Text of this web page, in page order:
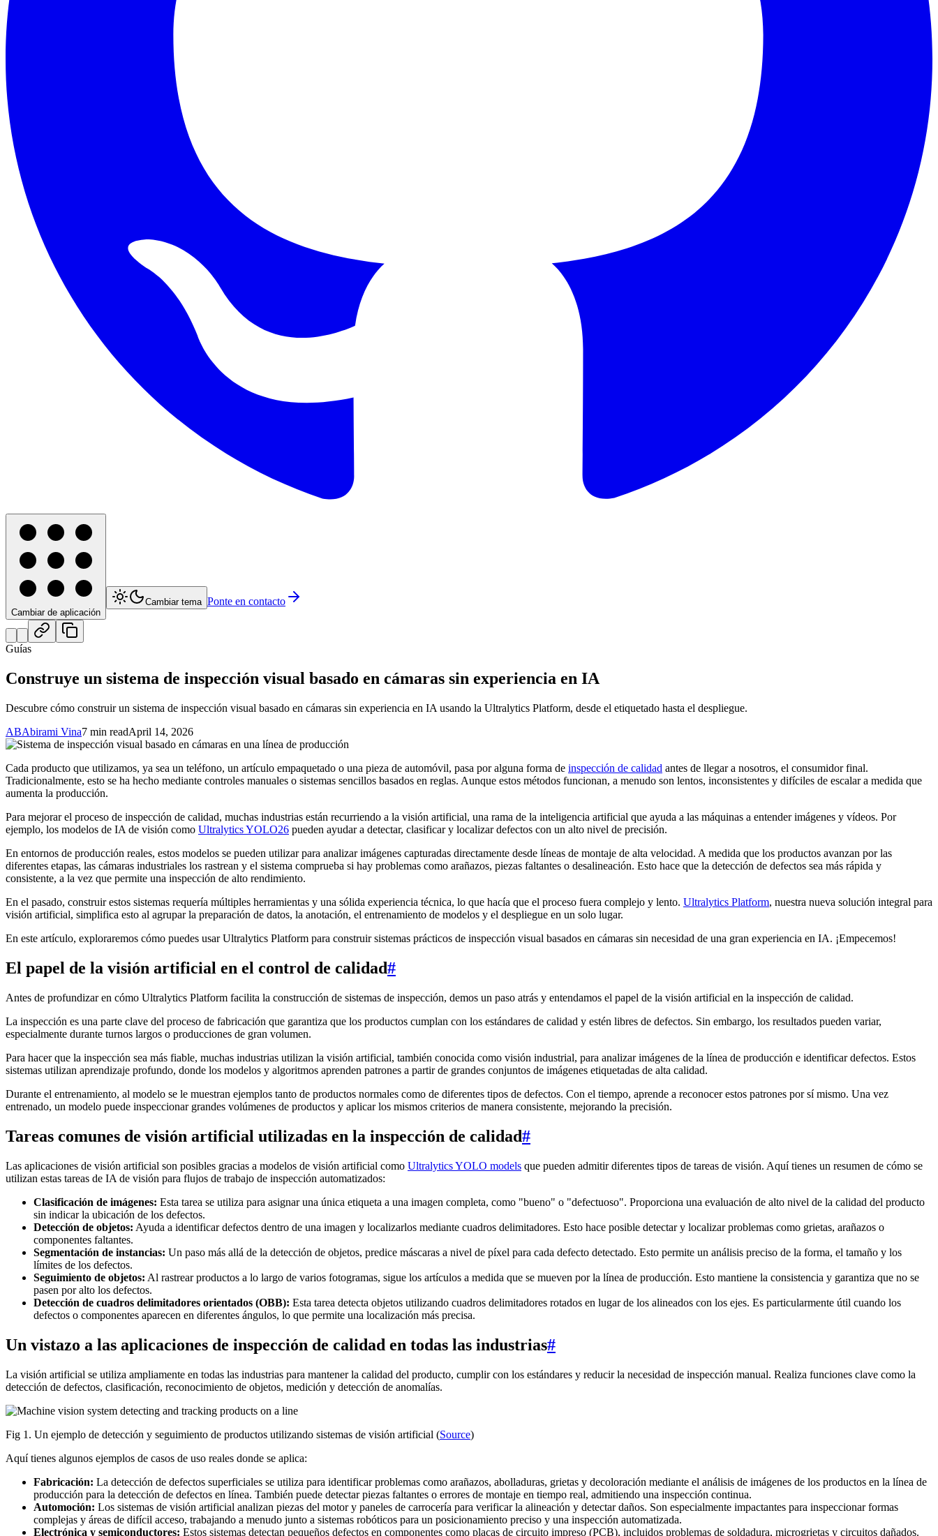
Cambiar de aplicación
Cambiar tema Ponte en contacto
Guías
Construye un sistema de inspección visual basado en cámaras sin experiencia en IA
Descubre cómo construir un sistema de inspección visual basado en cámaras sin experiencia en IA usando la Ultralytics Platform, desde el etiquetado hasta el despliegue.
ABAbirami Vina7 min readApril 14, 2026
Cada producto que utilizamos, ya sea un teléfono, un artículo empaquetado o una pieza de automóvil, pasa por alguna forma de inspección de calidad antes de llegar a nosotros, el consumidor final.
Tradicionalmente, esto se ha hecho mediante controles manuales o sistemas sencillos basados en reglas. Aunque estos métodos funcionan, a menudo son lentos, inconsistentes y difíciles de escalar a medida que
aumenta la producción.
Para mejorar el proceso de inspección de calidad, muchas industrias están recurriendo a la visión artificial, una rama de la inteligencia artificial que ayuda a las máquinas a entender imágenes y vídeos. Por
ejemplo, los modelos de IA de visión como Ultralytics YOLO26 pueden ayudar a detectar, clasificar y localizar defectos con un alto nivel de precisión.
En entornos de producción reales, estos modelos se pueden utilizar para analizar imágenes capturadas directamente desde líneas de montaje de alta velocidad. A medida que los productos avanzan por las
diferentes etapas, las cámaras industriales los rastrean y el sistema comprueba si hay problemas como arañazos, piezas faltantes o desalineación. Esto hace que la detección de defectos sea más rápida y
consistente, a la vez que permite una inspección de alto rendimiento.
En el pasado, construir estos sistemas requería múltiples herramientas y una sólida experiencia técnica, lo que hacía que el proceso fuera complejo y lento. Ultralytics Platform, nuestra nueva solución integral para
visión artificial, simplifica esto al agrupar la preparación de datos, la anotación, el entrenamiento de modelos y el despliegue en un solo lugar.
En este artículo, exploraremos cómo puedes usar Ultralytics Platform para construir sistemas prácticos de inspección visual basados en cámaras sin necesidad de una gran experiencia en IA. ¡Empecemos!
El papel de la visión artificial en el control de calidad#
Antes de profundizar en cómo Ultralytics Platform facilita la construcción de sistemas de inspección, demos un paso atrás y entendamos el papel de la visión artificial en la inspección de calidad.
La inspección es una parte clave del proceso de fabricación que garantiza que los productos cumplan con los estándares de calidad y estén libres de defectos. Sin embargo, los resultados pueden variar,
especialmente durante turnos largos o producciones de gran volumen.
Para hacer que la inspección sea más fiable, muchas industrias utilizan la visión artificial, también conocida como visión industrial, para analizar imágenes de la línea de producción e identificar defectos. Estos
sistemas utilizan aprendizaje profundo, donde los modelos y algoritmos aprenden patrones a partir de grandes conjuntos de imágenes etiquetadas de alta calidad.
Durante el entrenamiento, al modelo se le muestran ejemplos tanto de productos normales como de diferentes tipos de defectos. Con el tiempo, aprende a reconocer estos patrones por sí mismo. Una vez
entrenado, un modelo puede inspeccionar grandes volúmenes de productos y aplicar los mismos criterios de manera consistente, mejorando la precisión.
Tareas comunes de visión artificial utilizadas en la inspección de calidad#
Las aplicaciones de visión artificial son posibles gracias a modelos de visión artificial como Ultralytics YOLO models que pueden admitir diferentes tipos de tareas de visión. Aquí tienes un resumen de cómo se
utilizan estas tareas de IA de visión para flujos de trabajo de inspección automatizados:
Clasificación de imágenes: Esta tarea se utiliza para asignar una única etiqueta a una imagen completa, como "bueno" o "defectuoso". Proporciona una evaluación de alto nivel de la calidad del producto
sin indicar la ubicación de los defectos.
Detección de objetos: Ayuda a identificar defectos dentro de una imagen y localizarlos mediante cuadros delimitadores. Esto hace posible detectar y localizar problemas como grietas, arañazos o
componentes faltantes.
Segmentación de instancias: Un paso más allá de la detección de objetos, predice máscaras a nivel de píxel para cada defecto detectado. Esto permite un análisis preciso de la forma, el tamaño y los
límites de los defectos.
Seguimiento de objetos: Al rastrear productos a lo largo de varios fotogramas, sigue los artículos a medida que se mueven por la línea de producción. Esto mantiene la consistencia y garantiza que no se
pasen por alto los defectos.
Detección de cuadros delimitadores orientados (OBB): Esta tarea detecta objetos utilizando cuadros delimitadores rotados en lugar de los alineados con los ejes. Es particularmente útil cuando los
defectos o componentes aparecen en diferentes ángulos, lo que permite una localización más precisa.
Un vistazo a las aplicaciones de inspección de calidad en todas las industrias#
La visión artificial se utiliza ampliamente en todas las industrias para mantener la calidad del producto, cumplir con los estándares y reducir la necesidad de inspección manual. Realiza funciones clave como la
detección de defectos, clasificación, reconocimiento de objetos, medición y detección de anomalías.
Fig 1. Un ejemplo de detección y seguimiento de productos utilizando sistemas de visión artificial (Source)
Aquí tienes algunos ejemplos de casos de uso reales donde se aplica:
Fabricación: La detección de defectos superficiales se utiliza para identificar problemas como arañazos, abolladuras, grietas y decoloración mediante el análisis de imágenes de los productos en la línea de
producción para la detección de defectos en línea. También puede detectar piezas faltantes o errores de montaje en tiempo real, admitiendo una inspección continua.
Automoción: Los sistemas de visión artificial analizan piezas del motor y paneles de carrocería para verificar la alineación y detectar daños. Son especialmente impactantes para inspeccionar formas
complejas y áreas de difícil acceso, trabajando a menudo junto a sistemas robóticos para un posicionamiento preciso y una inspección automatizada.
Electrónica y semiconductores: Estos sistemas detectan pequeños defectos en componentes como placas de circuito impreso (PCB), incluidos problemas de soldadura, microgrietas y circuitos dañados.